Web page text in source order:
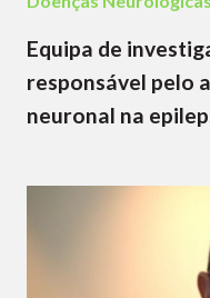
Equipa de
responsável pelo
neuronal na